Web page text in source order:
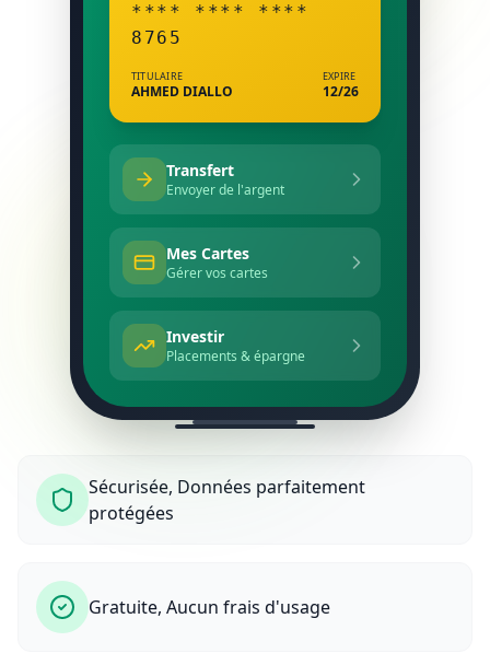
Sécurisée, Données parfaitement
protégées
Gratuite, Aucun frais d'usage
**** **** ****
8765
TITULAIRE
AHMED DIALLO
EXPIRE
12/26
Transfert
Envoyer de l'argent
Mes Cartes
Gérer vos cartes
Investir
Placements & épargne